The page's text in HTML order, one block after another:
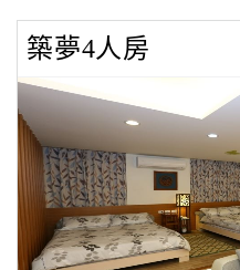
商
合
旅
伴
劃
築夢4人房